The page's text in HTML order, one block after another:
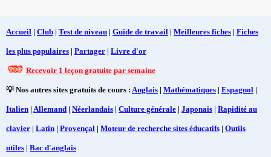
Accueil | Club | Test de niveau | Guide de travail | Meilleures fiches | Fiches
les plus populaires | Partager | Livre d'or
Recevoir 1 leçon gratuite par semaine
💡 Nos autres sites gratuits de cours : Anglais | Mathématiques | Espagnol |
Italien | Allemand | Néerlandais | Culture générale | Japonais | Rapidité au
clavier | Latin | Provençal | Moteur de recherche sites éducatifs | Outils
utiles | Bac d'anglais